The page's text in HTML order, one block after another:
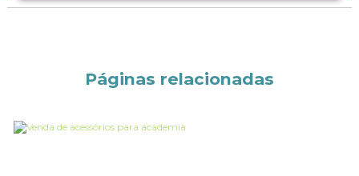
Páginas relacionadas